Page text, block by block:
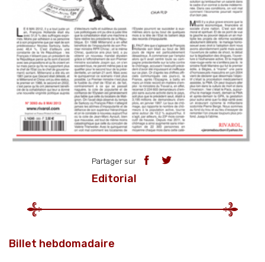
Partager sur
Editorial
Billet hebdomadaire